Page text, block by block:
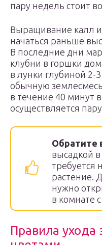
пару недель стоит
Выращивание калл
начаться раньше
В последние дни
клубни в горшки
в лунки глубиной 2-
обычную
в течение 40 минут
осуществляется
Обратите
высадкой
требуется
растение.
нужно
в комнате
Правила